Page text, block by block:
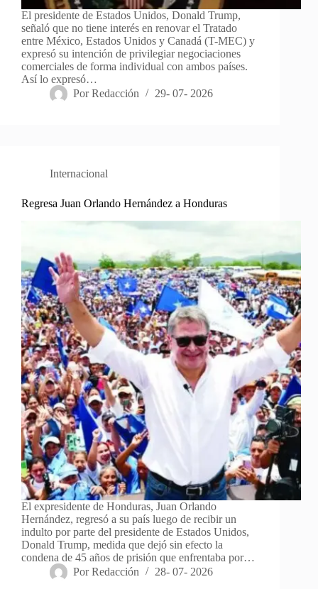
El presidente de Estados Unidos, Donald Trump,
señaló que no tiene interés en renovar el Tratado
entre México, Estados Unidos y Canadá (T-MEC) y
expresó su intención de privilegiar negociaciones
comerciales de forma individual con ambos países.
Así lo expresó…
Por Redacción 29- 07- 2026
Internacional
Regresa Juan Orlando Hernández a Honduras
El expresidente de Honduras, Juan Orlando
Hernández, regresó a su país luego de recibir un
indulto por parte del presidente de Estados Unidos,
Donald Trump, medida que dejó sin efecto la
condena de 45 años de prisión que enfrentaba por…
Por Redacción 28- 07- 2026